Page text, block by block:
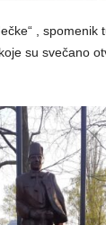
“ , spomenik
su svečano